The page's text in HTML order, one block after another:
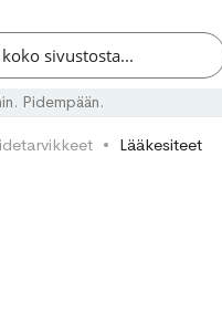
Pidempään.
Lääkesiteet